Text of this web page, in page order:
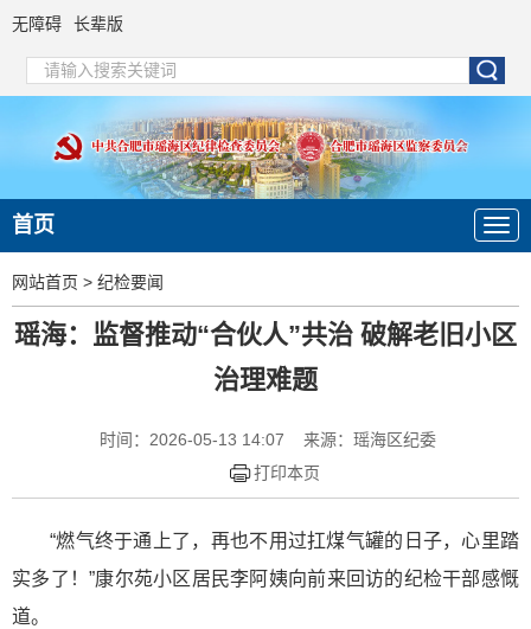
无障碍 长辈版
首页
网站首页 > 纪检要闻
瑶海：监督推动“合伙人”共治 破解老旧小区
治理难题
时间：2026-05-13 14:07
来源：瑶海区纪委
打印本页
“燃气终于通上了，再也不用过扛煤气罐的日子，心里踏
实多了！”康尔苑小区居民李阿姨向前来回访的纪检干部感慨
道。